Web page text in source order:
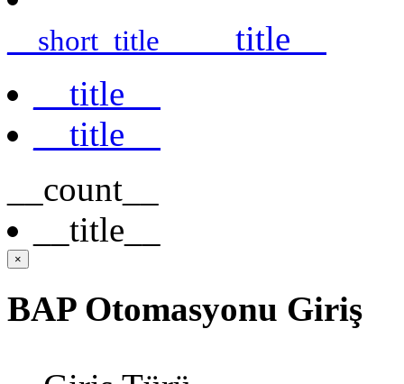
__short_title__
__title__
__title__
__title__
__count__
__title__
×
BAP Otomasyonu Giriş